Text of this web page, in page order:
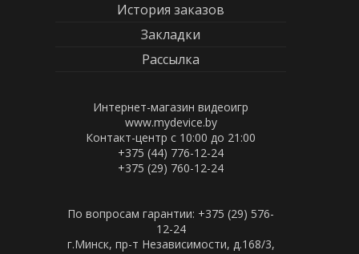
История заказов
Закладки
Рассылка
Интернет-магазин видеоигр
www.mydevice.by
Контакт-центр с 10:00 до 21:00
+375 (44) 776-12-24
+375 (29) 760-12-24
По вопросам гарантии: +375 (29) 576-
12-24
г.Минск, пр-т Независимости, д.168/3,